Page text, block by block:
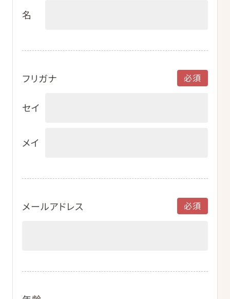
名
フリガナ
セイ
メイ
メールアドレス